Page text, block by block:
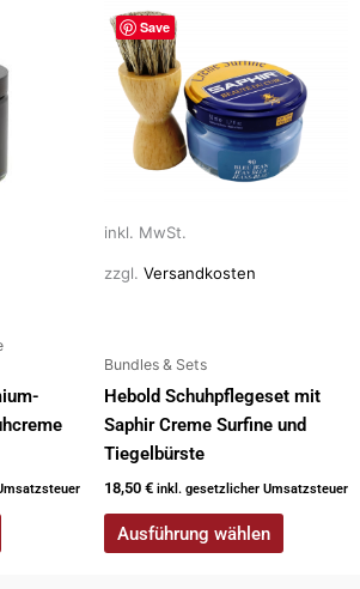
Save
inkl. MwSt.
zzgl. Versandkosten
Bundles & Sets
Hebold Schuhpflegeset mit
Saphir Creme Surfine und
Tiegelbürste
18,50 € inkl. gesetzlicher Umsatzsteuer
Ausführung wählen
Dieses
Produkt
weist
mehrere
Varianten
können
auf
gewählt
werden